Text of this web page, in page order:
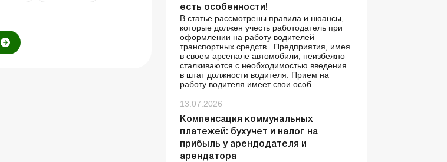
есть особенности!
В статье рассмотрены правила и нюансы,
которые должен учесть работодатель при
оформлении на работу водителей
транспортных средств. Предприятия, имея
в своем арсенале автомобили, неизбежно
сталкиваются с необходимостью введения
в штат должности водителя. Прием на
работу водителя имеет свои особ...
13.07.2026
Компенсация коммунальных
платежей: бухучет и налог на
прибыль у арендодателя и
арендатора